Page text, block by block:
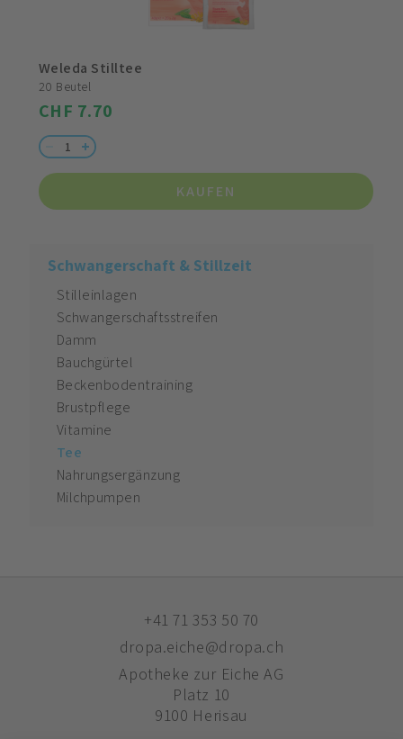
Weleda Stilltee
20 Beutel
CHF 7.70
KAUFEN
Schwangerschaft & Stillzeit
Stilleinlagen
Schwangerschaftsstreifen
Damm
Bauchgürtel
Beckenbodentraining
Brustpflege
Vitamine
Tee
Nahrungsergänzung
Milchpumpen
+41 71 353 50 70
dropa.eiche@dropa.ch
Apotheke zur Eiche AG
Platz 10
9100 Herisau